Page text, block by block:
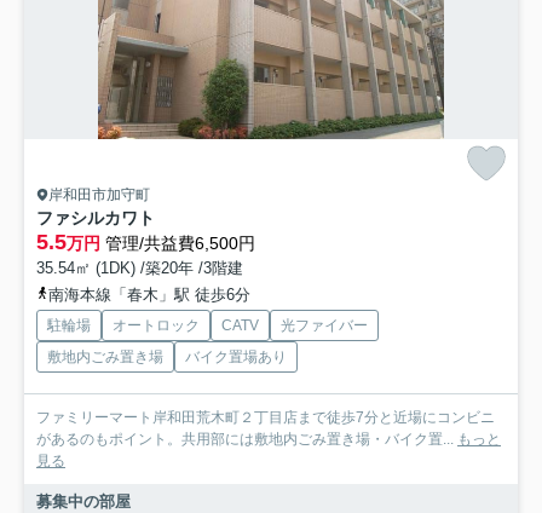
岸和田市加守町
ファシルカワト
5.5万円 管理/共益費6,500円
35.54㎡ (1DK) /築20年 /3階建
南海本線「春木」駅 徒歩6分
駐輪場 オートロック CATV
光ファイバー
敷地内ごみ置き場
バイク置場あり
ファミリーマート岸和田荒木町２丁目店まで徒歩7分と近場にコンビニ
があるのもポイント。共用部には敷地内ごみ置き場・バイク置... もっと
見る
募集中の部屋